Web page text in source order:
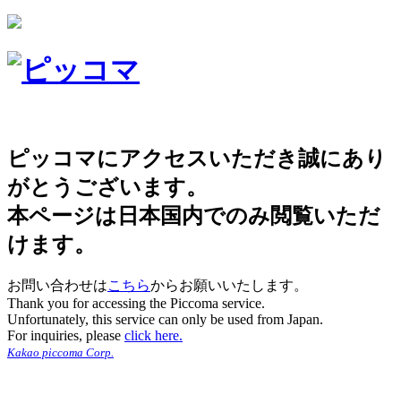
ピッコマにアクセスいただき誠にあり
がとうございます。
本ページは日本国内でのみ閲覧いただ
けます。
お問い合わせはこちらからお願いいたします。
Thank you for accessing the Piccoma service.
Unfortunately, this service can only be used from Japan.
For inquiries, please click here.
Kakao piccoma Corp.